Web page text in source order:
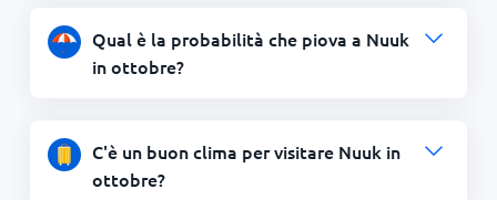
Qual è la probabilità che piova a Nuuk
in ottobre?
C'è un buon clima per visitare Nuuk in
ottobre?